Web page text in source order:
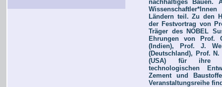
nachhaltiges Bauen.
Ländern teil. Zu den
der Festvortrag von
Träger des NOBEL
Ehrungen von Prof.
(Indien), Prof. J.
(Deutschland), Prof.
(USA) für ihre
technologischen
Zement und
Veranstaltungsreihe